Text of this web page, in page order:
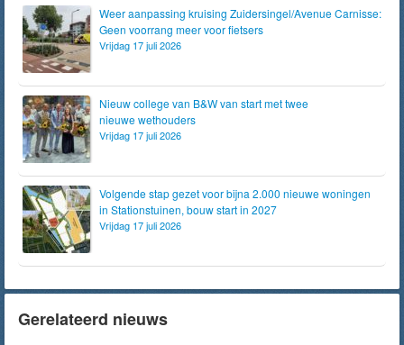
Weer aanpassing kruising Zuidersingel/Avenue Carnisse:
Geen voorrang meer voor fietsers
Vrijdag 17 juli 2026
Nieuw college van B&W van start met twee
nieuwe wethouders
Vrijdag 17 juli 2026
Volgende stap gezet voor bijna 2.000 nieuwe woningen
in Stationstuinen, bouw start in 2027
Vrijdag 17 juli 2026
Gerelateerd nieuws